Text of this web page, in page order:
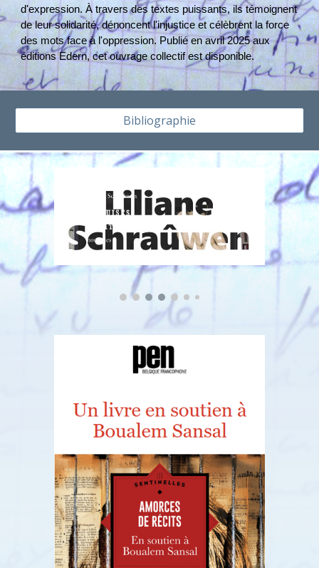
d'expression. À travers des textes puissants, ils témoignent
de leur solidarité, dénoncent l'injustice et célèbrent la force
des mots face à l'oppression. Publié en avril 2025 aux
éditions Edern, cet ouvrage collectif est disponible.
Bibliographie